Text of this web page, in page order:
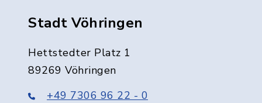
Stadt Vöhringen
Hettstedter Platz 1
89269 Vöhringen
+49 7306 96 22 - 0